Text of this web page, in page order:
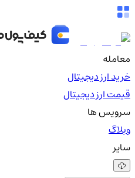
معامله
خرید ارز دیجیتال
قیمت ارز دیجیتال
سرویس ها
وبلاگ
سایر